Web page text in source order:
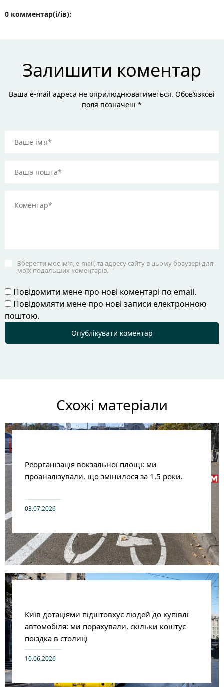
0 комментар(і/ів):
Залишити коментар
Ваша e-mail адреса не оприлюднюватиметься. Обов’язкові
поля позначені *
Зберегти моє ім'я, e-mail, та адресу сайту в цьому браузері для
моїх подальших коментарів.
Повідомити мене про нові коментарі по email.
Повідомляти мене про нові записи електронною
поштою.
Схожі матеріали
Реорганізація вокзальної площі: ми
проаналізували, що змінилося за 1,5 роки.
03.07.2026
Київ дотаціями підштовхує людей до купівлі
автомобіля: ми порахували, скільки коштує
поїздка в столиці
10.06.2026